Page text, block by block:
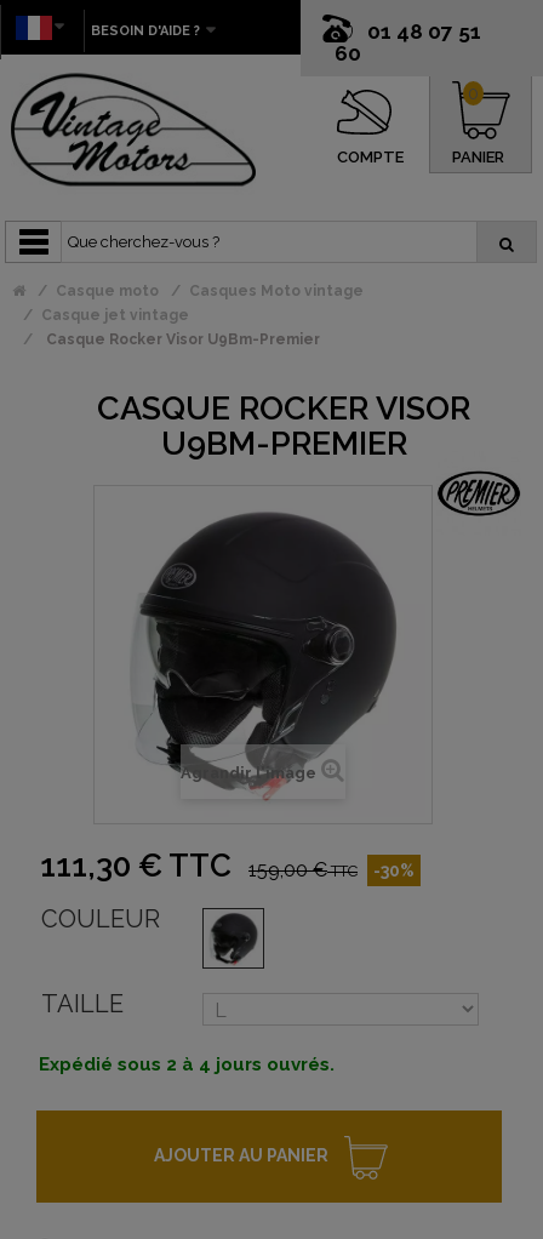
01 48 07 51
60
BESOIN D'AIDE ?
COMPTE PANIER
0
Casque moto
Casques Moto vintage
Casque jet vintage
Casque Rocker Visor U9Bm-Premier
CASQUE ROCKER VISOR
U9BM-PREMIER
Agrandir l'image
111,30 € TTC 159,00 €TTC -30%
COULEUR
TAILLE
Expédié sous 2 à 4 jours ouvrés.
AJOUTER AU PANIER